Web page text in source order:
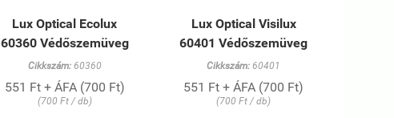
Lux Optical Ecolux
60360 Védőszemüveg
Cikkszám:60360
551 Ft + ÁFA (700 Ft)
(700 Ft / db)
Lux Optical Visilux
60401 Védőszemüveg
Cikkszám: 60401
551 Ft + ÁFA (700 Ft)
(700 Ft / db)